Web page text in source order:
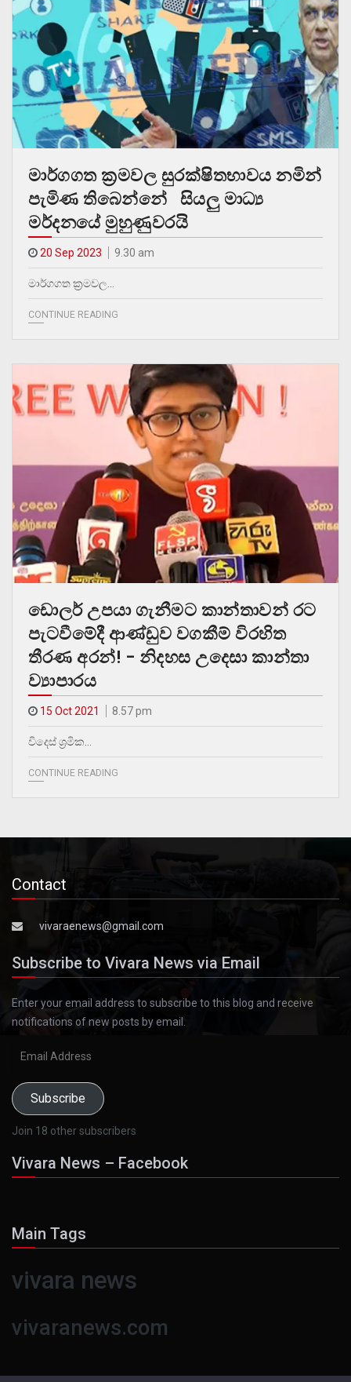
මාර්ගගත ක්‍රමවල සුරක්ෂිතභාවය නමින්
පැමිණ තිබෙන්නේ සියලු මාධ්‍ය
මර්දනයේ මුහුණුවරයි
20 Sep 2023 9.30 am
මාර්ගගත ක්‍රමවල…
CONTINUE READING
ඩොලර් උපයා ගැනීමට කාන්තාවන් රට
පැටවීමේදී ආණ්ඩුව වගකීම් විරහිත
තීරණ අරන්! – නිදහස උදෙසා කාන්තා
ව්‍යාපාරය
15 Oct 2021 8.57 pm
විදෙස් ශ්‍රමික…
CONTINUE READING
Contact
vivaraenews@gmail.com
Subscribe to Vivara News via Email
Enter your email address to subscribe to this blog and receive
notifications of new posts by email.
Subscribe
Join 18 other subscribers
Vivara News – Facebook
Main Tags
vivara news
vivaranews.com